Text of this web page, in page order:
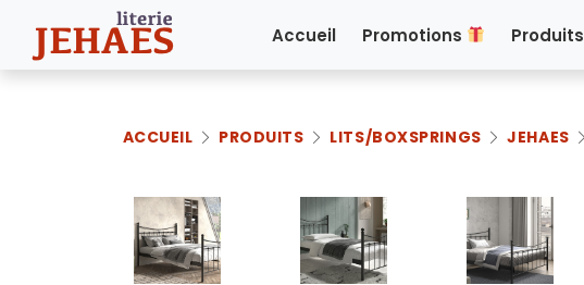
Accueil Promotions Produits
ACCUEIL PRODUITS LITS/BOXSPRINGS JEHAES